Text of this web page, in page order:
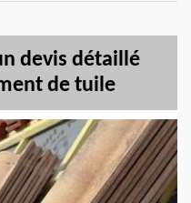
devis détaillé
de tuile